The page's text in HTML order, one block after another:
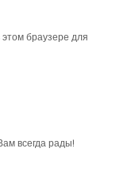
браузере для
всегда рады!